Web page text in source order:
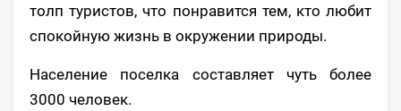
толп туристов, что понравится тем, кто любит
спокойную жизнь в окружении природы.
Население поселка составляет чуть более
3000 человек.